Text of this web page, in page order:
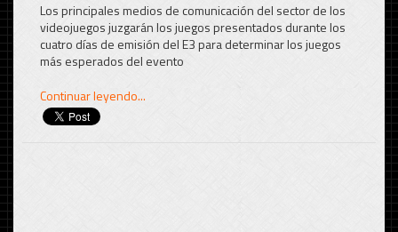
Los principales medios de comunicación del sector de los
videojuegos juzgarán los juegos presentados durante los
cuatro días de emisión del E3 para determinar los juegos
más esperados del evento
Continuar leyendo...